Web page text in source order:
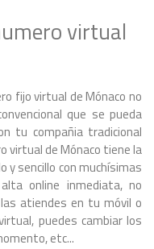
virtual
fijo virtual de Mónaco no
que se pueda
tu compañia tradicional
virtual de Mónaco tiene la
y sencillo con muchísimas
online inmediata, no
atiendes en tu móvil o
puedes cambiar los
etc...